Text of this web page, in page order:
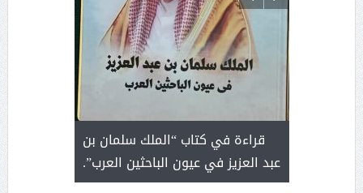
قراءة في كتاب “الملك سلمان بن
عبد العزيز في عيون الباحثين العرب”.
لايعرف